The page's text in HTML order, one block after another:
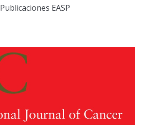
Publicaciones EASP